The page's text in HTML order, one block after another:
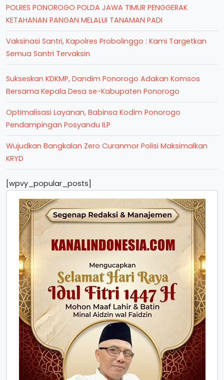
POLRES PONOROGO POLDA JAWA TIMUR PENGGERAK
KETAHANAN PANGAN MELALUI TANAMAN PADI
Vaksinasi Santri, Kapolres Probolinggo : Kami Targetkan
Semua Santri Tervaksin
Sukseskan KDKMP, Dandim Ponorogo Adakan Komsos
Bersama Kepala Desa se-Kabupaten Ponorogo
Optimalisasi Layanan, Babinsa Kodim Ponorogo
Pendampingan Posyandu ILP
Wujudkan Bangkalan Zero Curanmor Polisi Maksimalkan
KRYD
[wpvy_popular_posts]